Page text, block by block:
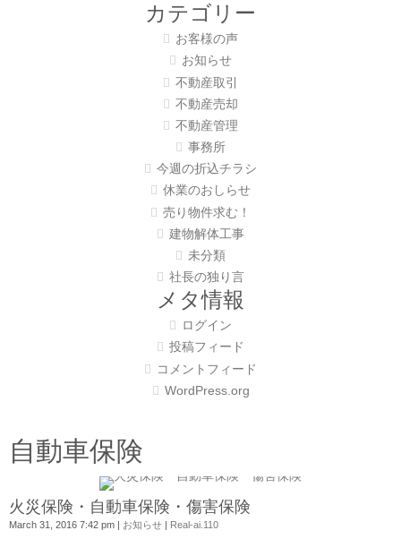
カテゴリー
お客様の声
お知らせ
不動産取引
不動産売却
不動産管理
事務所
今週の折込チラシ
休業のおしらせ
売り物件求む！
建物解体工事
未分類
社長の独り言
メタ情報
ログイン
投稿フィード
コメントフィード
WordPress.org
自動車保険
火災保険・自動車保険・傷害保険
March 31, 2016 7:42 pm お知らせ Real-ai.110